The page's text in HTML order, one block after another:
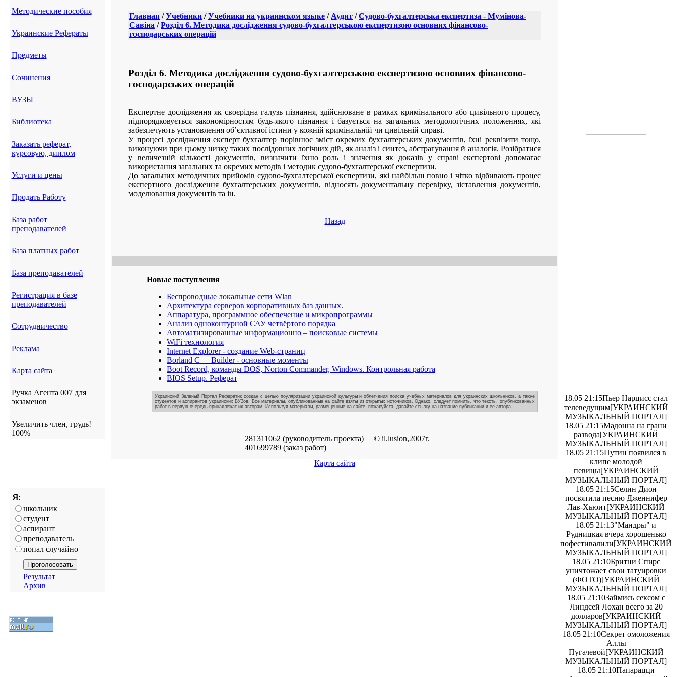
18.05 21:15Пьер Нарцисс стал
телеведущим[УКРАИНСКИЙ
МУЗЫКАЛЬНЫЙ ПОРТАЛ]
18.05 21:15Мадонна на грани
развода[УКРАИНСКИЙ
МУЗЫКАЛЬНЫЙ ПОРТАЛ]
18.05 21:15Путин появился в
клипе молодой
певицы[УКРАИНСКИЙ
МУЗЫКАЛЬНЫЙ ПОРТАЛ]
18.05 21:15Селин Дион
посвятила песню Дженнифер
Лав-Хьюит[УКРАИНСКИЙ
МУЗЫКАЛЬНЫЙ ПОРТАЛ]
18.05 21:13"Мандры" и
Рудницкая вчера хорошенько
пофестивалили[УКРАИНСКИЙ
МУЗЫКАЛЬНЫЙ ПОРТАЛ]
18.05 21:10Бритни Спирс
уничтожает свои татуировки
(ФОТО)[УКРАИНСКИЙ
МУЗЫКАЛЬНЫЙ ПОРТАЛ]
18.05 21:10Займись сексом с
Линдсей Лохан всего за 20
долларов[УКРАИНСКИЙ
МУЗЫКАЛЬНЫЙ ПОРТАЛ]
18.05 21:10Секрет омоложения
Аллы
Пугачевой[УКРАИНСКИЙ
МУЗЫКАЛЬНЫЙ ПОРТАЛ]
18.05 21:10Папарацци
Методические пособия
Украинские Рефераты
Предметы
Сочинения
ВУЗЫ
Библиотека
Заказать реферат,
курсовую, диплом
Услуги и цены
Продать Работу
База работ
преподавателей
База платных работ
База преподавателей
Регистрация в базе
преподавателей
Сотрудничество
Реклама
Карта сайта
Ручка Агента 007 для
экзаменов
Увеличить член, грудь!
100%
Я:
школьник
студент
аспирант
преподаватель
попал случайно
Результат
Архив
Главная /Учебники /Учебники на украинском языке / Аудит /Судово-бухгалтерська експертиза - Мумінова-
Савіна /Розділ 6. Методика дослідження судово-бухгалтерською експертизою основних фінансово-
господарських операцій
Розділ 6. Методика дослідження судово-бухгалтерською експертизою основних фінансово-
господарських операцій
Експертне дослідження як своєрідна галузь пізнання, здійснюване в рамках кримінального або цивільного процесу,
підпорядковується закономірностям будь-якого пізнання і базується на загальних методологічних положеннях, які
забезпечують установлення об’єктивної істини у кожній кримінальній чи цивільній справі.
У процесі дослідження експерт бухгалтер порівнює зміст окремих бухгалтерських документів, їхні реквізити тощо,
виконуючи при цьому низку таких послідовних логічних дій, як аналіз і синтез, абстрагування й аналогія. Розібратися
у величезній кількості документів, визначити їхню роль і значення як доказів у справі експертові допомагає
використання загальних та окремих методів і методик судово-бухгалтерської експертизи.
До загальних методичних прийомів судово-бухгалтерської експертизи, які найбільш повно і чітко відбивають процес
експертного дослідження бухгалтерських документів, відносять документальну перевірку, зіставлення документів,
моделювання документів та ін.
Назад
Новые поступления
Беспроводные локальные сети Wlan
Архитектура серверов корпоративных баз данных.
Аппаратура, программное обеспечение и микропрограммы
Анализ одноконтурной САУ четвёртого порядка
Автоматизированные информационно – поисковые системы
WiFi технология
Internet Explorer - создание Web-страниц
Borland C++ Builder - основные моменты
Boot Record, команды DOS, Norton Commander, Windows. Контрольная работа
BIOS Setup. Реферат
Украинский Зеленый Портал Рефератик создан с целью поуляризации украинской культуры и облегчения поиска учебных материалов для украинских школьников, а также
студентов и аспирантов украинских ВУЗов. Все материалы, опубликованные на сайте взяты из открытых источников. Однако, следует помнить, что тексты, опубликованных
работ в первую очередь принадлежат их авторам. Используя материалы, размещенные на сайте, пожалуйста, давайте ссылку на название публикации и ее автора.
281311062 (руководитель проекта)
401699789 (заказ работ)
© il.lusion,2007г.
Карта сайта